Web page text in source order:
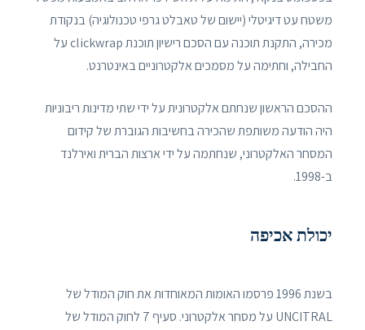
משטח עט דיגיטלי (יישום של טאבלט גרפי טכנולוגיה) בנקודת
מכירה, התקנת תוכנה עם הסכם רישיון תוכנת clickwrap על
החבילה, וחתימה על מסמכים אלקטרוניים באינטרנט.
ההסכם הראשון שנחתם אלקטרונית על ידי שתי מדינות ריבוניות
היה הודעה משותפת שהכירה בחשיבות הגוברת של קידום
המסחר האלקטרוני, שנחתמה על ידי ארצות הברית ואירלנד
ב-1998.
יכולת אכיפה
בשנת 1996 פרסמו האומות המאוחדות את חוק המודל של
UNCITRAL על מסחר אלקטרוני. סעיף 7 לחוק המודל של